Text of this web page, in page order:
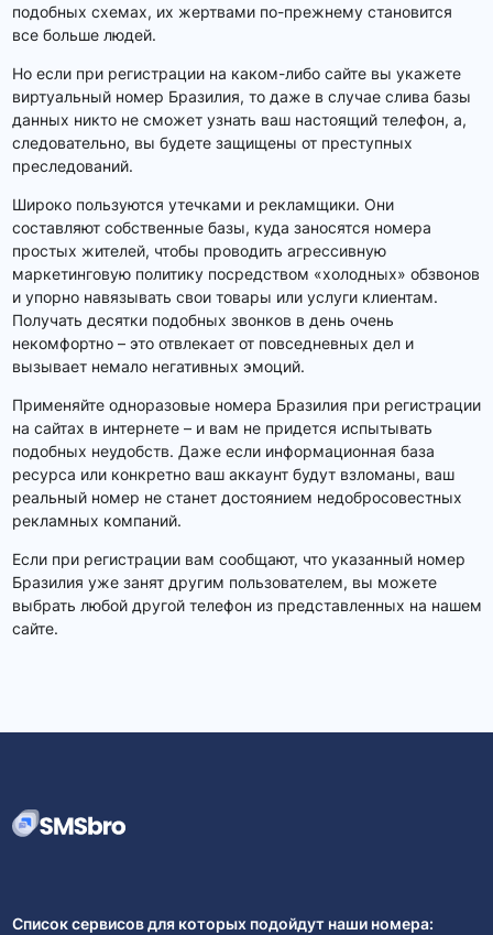
подобных схемах, их жертвами по-прежнему становится
все больше людей.
Но если при регистрации на каком-либо сайте вы укажете
виртуальный номер Бразилия, то даже в случае слива базы
данных никто не сможет узнать ваш настоящий телефон, а,
следовательно, вы будете защищены от преступных
преследований.
Широко пользуются утечками и рекламщики. Они
составляют собственные базы, куда заносятся номера
простых жителей, чтобы проводить агрессивную
маркетинговую политику посредством «холодных» обзвонов
и упорно навязывать свои товары или услуги клиентам.
Получать десятки подобных звонков в день очень
некомфортно – это отвлекает от повседневных дел и
вызывает немало негативных эмоций.
Применяйте одноразовые номера Бразилия при регистрации
на сайтах в интернете – и вам не придется испытывать
подобных неудобств. Даже если информационная база
ресурса или конкретно ваш аккаунт будут взломаны, ваш
реальный номер не станет достоянием недобросовестных
рекламных компаний.
Если при регистрации вам сообщают, что указанный номер
Бразилия уже занят другим пользователем, вы можете
выбрать любой другой телефон из представленных на нашем
сайте.
Список сервисов для которых подойдут наши номера: